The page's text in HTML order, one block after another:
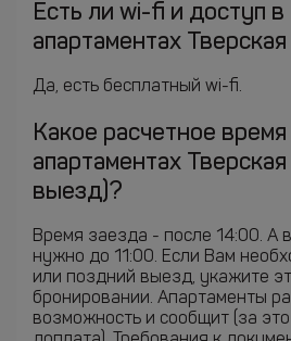
Есть ли wi-fi и доступ
апартаментах
Да, есть бесплатный wi-fi.
Какое расчетное время
апартаментах
выезд)?
Время заезда - после 14:00. А
нужно до 11:00. Если Вам
или поздний выезд, укажите
бронировании. Апартаменты
возможность и сообщит (за